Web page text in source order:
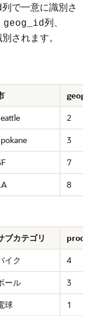
列で一意に識別さ
geog_id列、
されます。
geog_id
2
3
7
8
ブカテゴリ
prod_id
イク
4
ール
3
球
1